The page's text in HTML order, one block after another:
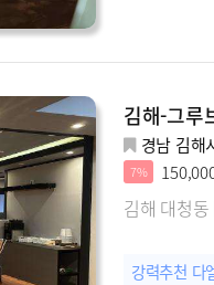
김해-그루
경남 김해
7%
김해 대청
강력추천 다